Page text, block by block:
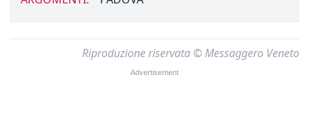
Riproduzione riservata © Messaggero Veneto